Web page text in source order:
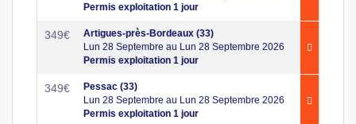
Permis exploitation 1 jour
349€
Artigues-près-Bordeaux (33)
Lun 28 Septembre au Lun 28 Septembre 2026
Permis exploitation 1 jour
349€
Pessac (33)
Lun 28 Septembre au Lun 28 Septembre 2026
Permis exploitation 1 jour